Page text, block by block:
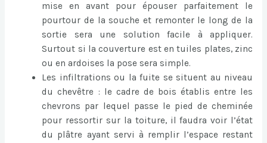
mise en avant pour épouser parfaitement le
pourtour de la souche et remonter le long de la
sortie sera une solution facile à appliquer.
Surtout si la couverture est en tuiles plates, zinc
ou en ardoises la pose sera simple.
Les infiltrations ou la fuite se situent au niveau
du chevêtre : le cadre de bois établis entre les
chevrons par lequel passe le pied de cheminée
pour ressortir sur la toiture, il faudra voir l’état
du plâtre ayant servi à remplir l’espace restant